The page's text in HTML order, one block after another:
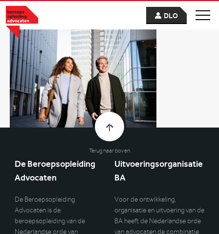
DLO
Terug naar boven
De Beroepsopleiding
Advocaten
De Beroepsopleiding
Advocaten is de
beroepsopleiding van de
Nederlandse orde van
Uitvoeringsorganisatie
BA
Voor de ontwikkeling,
organisatie en uitvoering van de
BA heeft de Nederlandse orde
van advocaten de combinatie